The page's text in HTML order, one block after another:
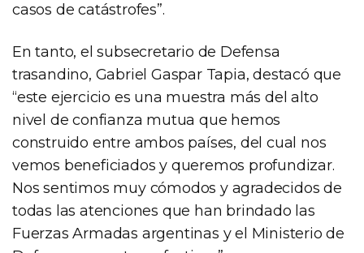
casos de catástrofes”.
En tanto, el subsecretario de Defensa
trasandino, Gabriel Gaspar Tapia, destacó que
“este ejercicio es una muestra más del alto
nivel de confianza mutua que hemos
construido entre ambos países, del cual nos
vemos beneficiados y queremos profundizar.
Nos sentimos muy cómodos y agradecidos de
todas las atenciones que han brindado las
Fuerzas Armadas argentinas y el Ministerio de